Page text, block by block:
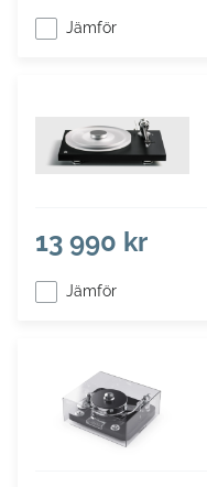
Jämför
13 990 kr
Jämför